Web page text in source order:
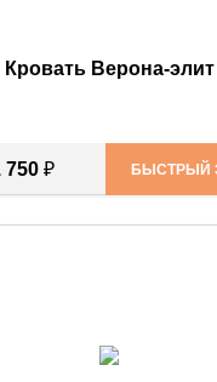
Кровать Верона-элит
750 ₽ БЫСТРЫЙ